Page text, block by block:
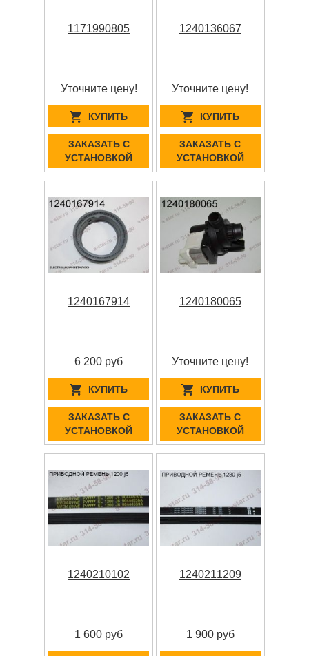
1171990805
Уточните цену!
КУПИТЬ
ЗАКАЗАТЬ С
УСТАНОВКОЙ
1240136067
Уточните цену!
КУПИТЬ
ЗАКАЗАТЬ С
УСТАНОВКОЙ
1240167914
6 200 руб
КУПИТЬ
ЗАКАЗАТЬ С
УСТАНОВКОЙ
1240180065
Уточните цену!
КУПИТЬ
ЗАКАЗАТЬ С
УСТАНОВКОЙ
1240210102
1 600 руб
1240211209
1 900 руб